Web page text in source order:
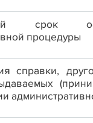
срок
процедуры
справки,